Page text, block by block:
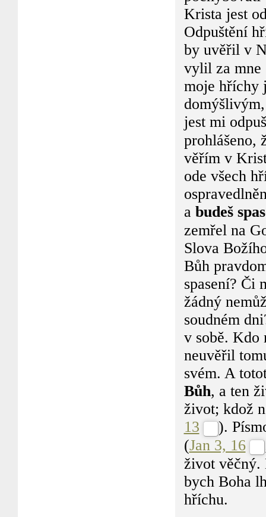
Krista jest
Odpuštění
by uvěřil v
vylil za mne
moje hříchy
jest mi
prohlášeno,
věřím v
ode všech
a budeš
zemřel na
Slova
Bůh
spasení? Či
žádný
soudném
v sobě.
neuvěřil
svém. A
Bůh, a ten
život; kdož
13
).
(Jan 3, 16
život
bych Boha
hříchu.